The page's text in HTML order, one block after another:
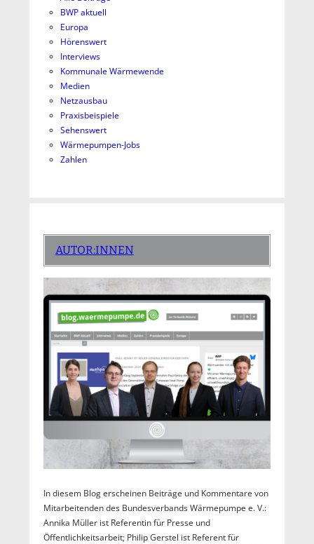
BWP aktuell
Europa
Hörenswert
Interviews
Kommunale Wärmewende
Medien
Netzausbau
Praxisbeispiele
Sehenswert
Wärmepumpen-Jobs
Zahlen
AUTOR:INNEN
In diesem Blog erscheinen Beiträge und Kommentare von
Mitarbeitenden des Bundesverbands Wärmepumpe e. V.:
Annika Müller ist Referentin für Presse und
Öffentlichkeitsarbeit; Philip Gerstel ist Referent für